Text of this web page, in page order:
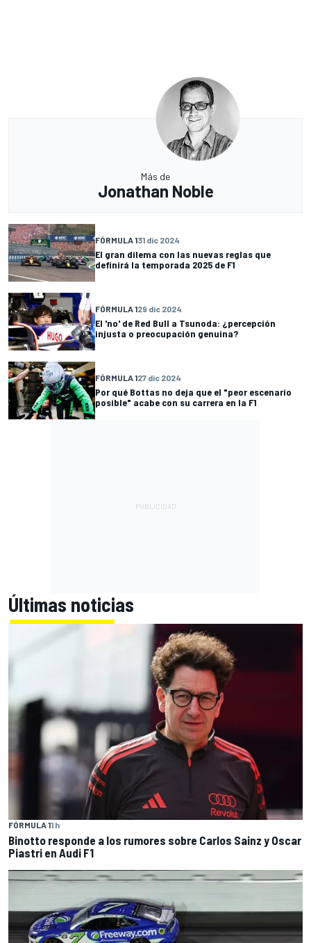
Más de
Jonathan Noble
FÓRMULA 131 dic 2024
El gran dilema con las nuevas reglas que
definirá la temporada 2025 de F1
FÓRMULA 129 dic 2024
El 'no' de Red Bull a Tsunoda: ¿percepción
injusta o preocupación genuina?
FÓRMULA 127 dic 2024
Por qué Bottas no deja que el "peor escenario
posible" acabe con su carrera en la F1
Últimas noticias
FÓRMULA 11 h
Binotto responde a los rumores sobre Carlos Sainz y Oscar
Piastri en Audi F1